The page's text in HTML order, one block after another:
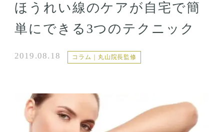
ほうれい線のケアが自宅で簡
単にできる3つのテクニック
2019.08.18 コラム｜丸山院長監修